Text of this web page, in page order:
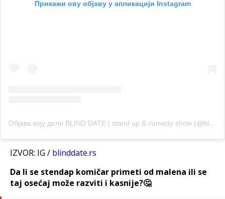
Прикажи ову објаву у апликацији Instagram
Објава коју дели BLIND DATE | stand up & comedy show (@blinddate.rs)
IZVOR: IG / blinddate.rs
Da li se stendap komičar primeti od malena ili se
taj osećaj može razviti i kasnije?🤔